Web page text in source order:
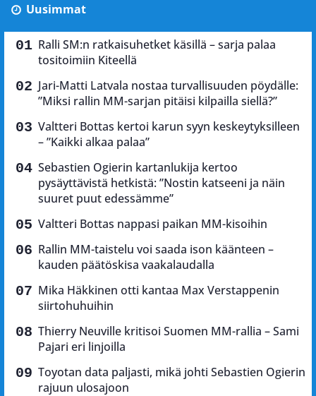
Uusimmat
Ralli SM:n ratkaisuhetket käsillä – sarja palaa
tositoimiin Kiteellä
Jari-Matti Latvala nostaa turvallisuuden pöydälle:
”Miksi rallin MM-sarjan pitäisi kilpailla siellä?”
Valtteri Bottas kertoi karun syyn keskeytyksilleen
– ”Kaikki alkaa palaa”
Sebastien Ogierin kartanlukija kertoo
pysäyttävistä hetkistä: ”Nostin katseeni ja näin
suuret puut edessämme”
Valtteri Bottas nappasi paikan MM-kisoihin
Rallin MM-taistelu voi saada ison käänteen –
kauden päätöskisa vaakalaudalla
Mika Häkkinen otti kantaa Max Verstappenin
siirtohuhuihin
Thierry Neuville kritisoi Suomen MM-rallia – Sami
Pajari eri linjoilla
Toyotan data paljasti, mikä johti Sebastien Ogierin
rajuun ulosajoon